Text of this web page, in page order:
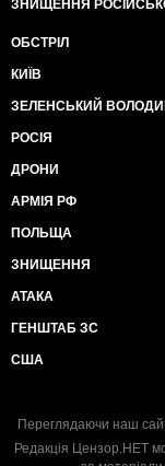
ЗНИЩЕННЯ
ОБСТРІЛ
КИЇВ
ЗЕЛЕНСЬКИЙ
РОСІЯ
ДРОНИ
АРМІЯ РФ
ПОЛЬЩА
ЗНИЩЕННЯ
АТАКА
ГЕНШТАБ ЗС
США
Переглядаючи наш
Редакція Цензор.НЕТ